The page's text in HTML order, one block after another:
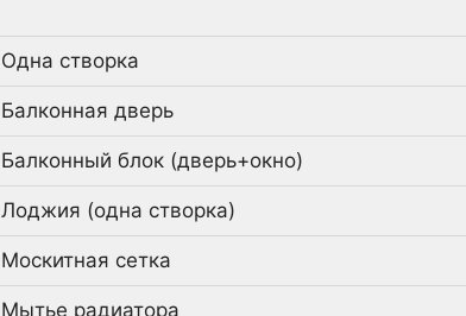
Одна створка
Балконная дверь
Балконный блок (дверь+окно)
Лоджия (одна створка)
Москитная сетка
Мытье радиатора